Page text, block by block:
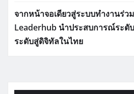
จากหน้าจอเดียวสู่ระบบทำงานร่ว
Leaderhub นำประสบการณ์ระดั
ระดับสู่ดิจิทัลในไทย